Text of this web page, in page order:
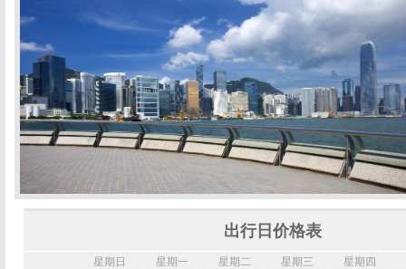
出行日价格表
星期日 星期一 星期二 星期三 星期四